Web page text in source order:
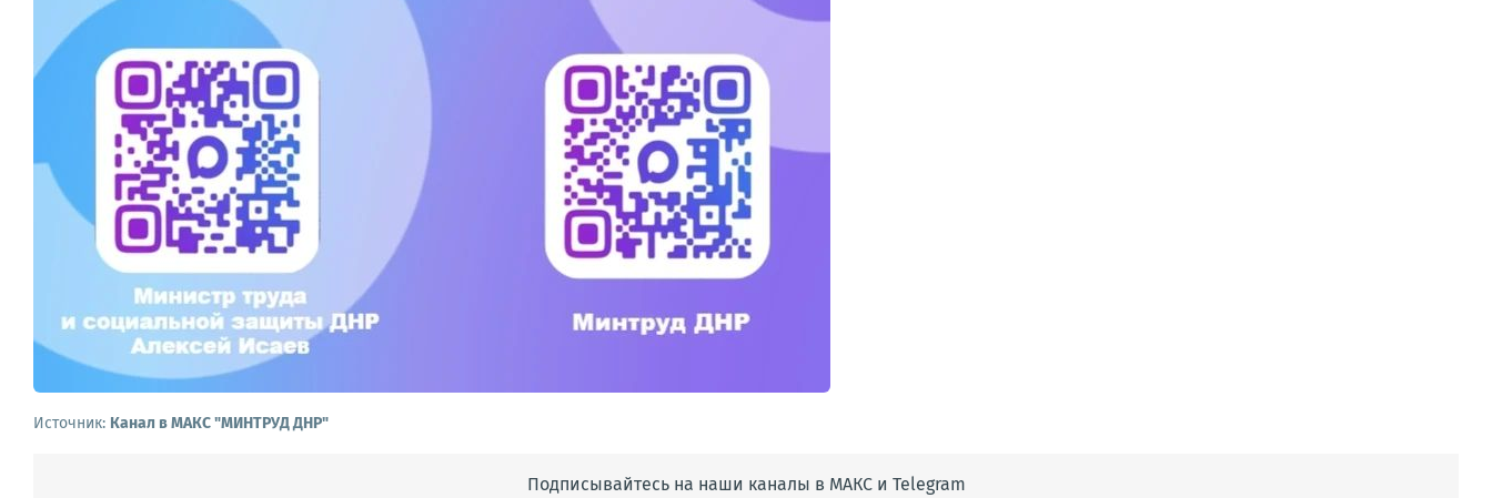
Источник: Канал в МАКС "МИНТРУД ДНР"
Подписывайтесь на наши каналы в МАКС и Telegram